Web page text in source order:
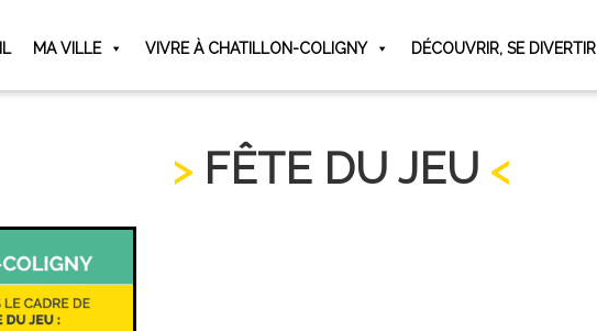
MA VILLE VIVRE À CHATILLON-COLIGNY DÉCOUVRIR, SE DIVERTIR
FÊTE DU JEU